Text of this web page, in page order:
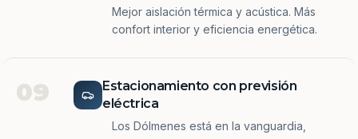
Mejor aislación térmica y acústica. Más
confort interior y eficiencia energética.
09
Estacionamiento con previsión
eléctrica
Los Dólmenes está en la vanguardia,